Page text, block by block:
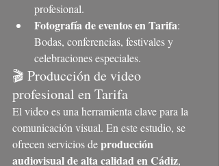
profesional.
Fotografía de eventos en Tarifa:
Bodas, conferencias, festivales y
celebraciones especiales.
🎬 Producción de video
profesional en Tarifa
El video es una herramienta clave para la
comunicación visual. En este estudio, se
ofrecen servicios de producción
audiovisual de alta calidad en Cádiz,